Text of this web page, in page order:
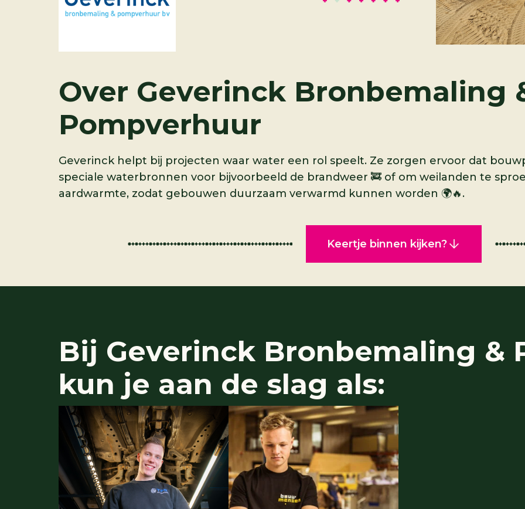
Over Geverinck Bronbemaling
Pompverhuur
Geverinck helpt bij projecten waar water een rol speelt. Ze zorgen ervoor dat
speciale waterbronnen voor bijvoorbeeld de brandweer 🚒 of om weilanden te
aardwarmte, zodat gebouwen duurzaam verwarmd kunnen worden 🌍🔥.
Keertje binnen kijken?
Bij Geverinck Bronbemaling &
kun je aan de slag als: